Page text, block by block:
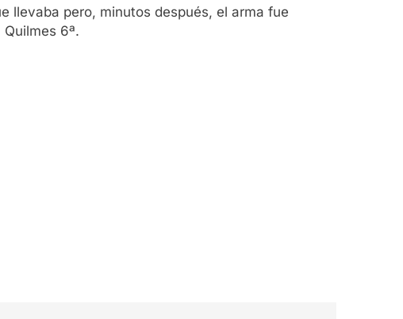
llevaba pero, minutos después, el arma fue
6ª.